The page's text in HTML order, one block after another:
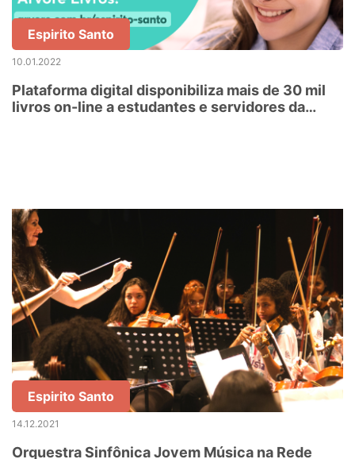
Espirito Santo
10.01.2022
Plataforma digital disponibiliza mais de 30 mil
livros on-line a estudantes e servidores da
Espirito Santo
14.12.2021
Orquestra Sinfônica Jovem Música na Rede